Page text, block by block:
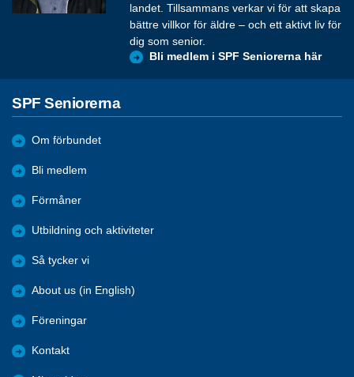
landet. Tillsammans verkar vi för att skapa
bättre villkor för äldre – och ett aktivt liv för
dig som senior.
Bli medlem i SPF Seniorerna här
SPF Seniorerna
Om förbundet
Bli medlem
Förmåner
Utbildning och aktiviteter
Så tycker vi
About us (in English)
Föreningar
Kontakt